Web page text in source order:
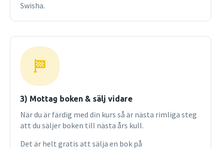
Swisha.
3) Mottag boken & sälj vidare
När du är färdig med din kurs så är nästa rimliga steg
att du säljer boken till nästa års kull.
Det är helt gratis att sälja en bok på